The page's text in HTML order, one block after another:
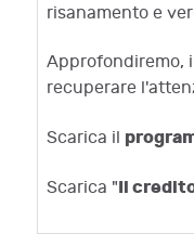
risanamento e
Approfondiremo,
recuperare
Scarica il
Scarica "Il